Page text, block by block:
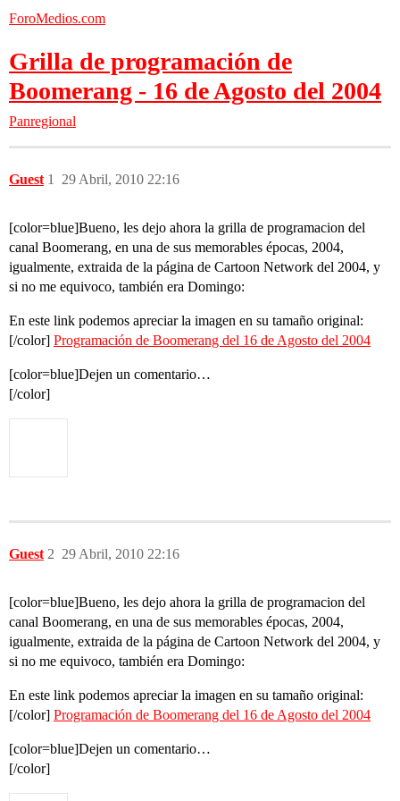
ForoMedios.com
Grilla de programación de
Boomerang - 16 de Agosto del 2004
Panregional
Guest 29 Abril, 2010 22:16
1
[color=blue]Bueno, les dejo ahora la grilla de programacion del
canal Boomerang, en una de sus memorables épocas, 2004,
igualmente, extraida de la página de Cartoon Network del 2004, y
si no me equivoco, también era Domingo:
En este link podemos apreciar la imagen en su tamaño original:
[/color] Programación de Boomerang del 16 de Agosto del 2004
[color=blue]Dejen un comentario…
[/color]
Guest 29 Abril, 2010 22:16
2
[color=blue]Bueno, les dejo ahora la grilla de programacion del
canal Boomerang, en una de sus memorables épocas, 2004,
igualmente, extraida de la página de Cartoon Network del 2004, y
si no me equivoco, también era Domingo:
En este link podemos apreciar la imagen en su tamaño original:
[/color] Programación de Boomerang del 16 de Agosto del 2004
[color=blue]Dejen un comentario…
[/color]